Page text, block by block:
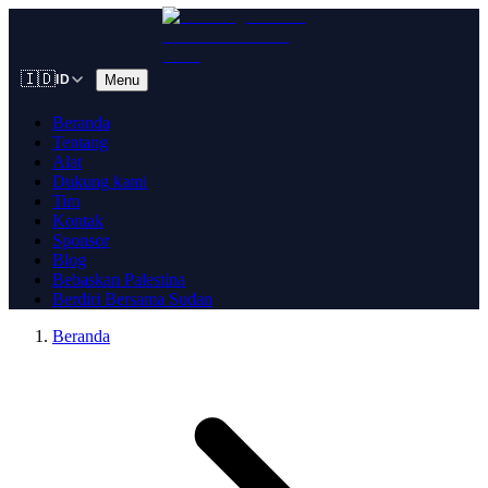
🇮🇩 ID Menu
Beranda
Tentang
Alat
Dukung kami
Tim
Kontak
Sponsor
Blog
Bebaskan Palestina
Berdiri Bersama Sudan
Beranda